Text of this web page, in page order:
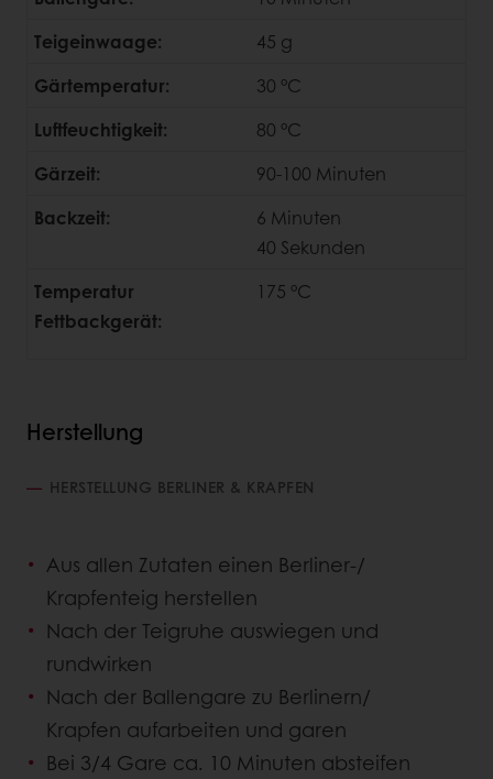
Teigeinwaage:
45 g
Gärtemperatur:
30 °C
Luftfeuchtigkeit:
80 °C
Gärzeit:
90-100 Minuten
Backzeit:
6 Minuten
40 Sekunden
Temperatur
Fettbackgerät:
175 °C
Herstellung
HERSTELLUNG BERLINER & KRAPFEN
Aus allen Zutaten einen Berliner-/
Krapfenteig herstellen
Nach der Teigruhe auswiegen und
rundwirken
Nach der Ballengare zu Berlinern/
Krapfen aufarbeiten und garen
Bei 3/4 Gare ca. 10 Minuten absteifen